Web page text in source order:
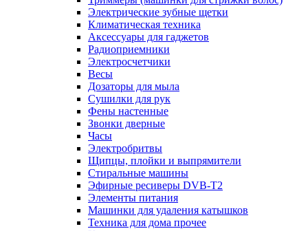
Электрические зубные щетки
Климатическая техника
Аксессуары для гаджетов
Радиоприемники
Электросчетчики
Весы
Дозаторы для мыла
Сушилки для рук
Фены настенные
Звонки дверные
Часы
Электробритвы
Щипцы, плойки и выпрямители
Стиральные машины
Эфирные ресиверы DVB-T2
Элементы питания
Машинки для удаления катышков
Техника для дома прочее